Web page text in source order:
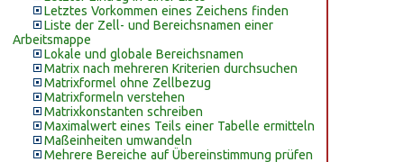
Letztes Vorkommen eines Zeichens finden
Liste der Zell- und Bereichsnamen einer
Arbeitsmappe
Lokale und globale Bereichsnamen
Matrix nach mehreren Kriterien durchsuchen
Matrixformel ohne Zellbezug
Matrixformeln verstehen
Matrixkonstanten schreiben
Maximalwert eines Teils einer Tabelle ermitteln
Maßeinheiten umwandeln
Mehrere Bereiche auf Übereinstimmung prüfen